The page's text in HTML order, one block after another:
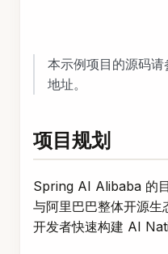
本示例项目的源码
地址。
项目规划
Spring AI Alibaba 的
与阿里巴巴整体开源
开发者快速构建 AI